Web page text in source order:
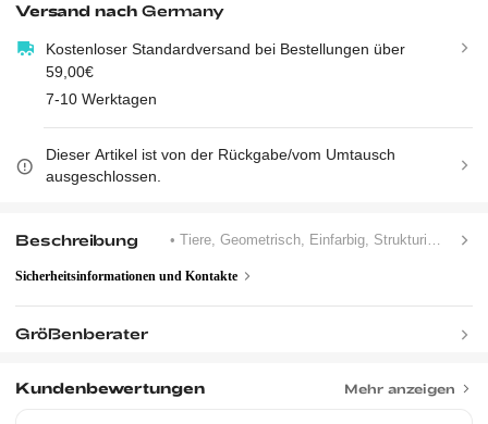
Versand nachGermany
Kostenloser Standardversand bei Bestellungen über
59,00€
7-10 Werktagen
Dieser Artikel ist von der Rückgabe/vom Umtausch
ausgeschlossen.
Beschreibung
Sicherheitsinformationen und Kontakte
Größenberater
Kundenbewertungen Mehr anzeigen